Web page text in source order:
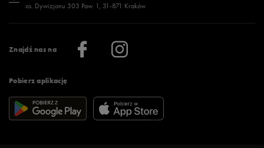
Znajdź nas na
Pobierz aplikację
Regulamin sklepu 50 style
Regulamin aplikacji 50 style
Więcej regulaminów >
Więcej >
Klub 50 style
Praca
Informacje o firmie
os. Dywizjonu 303 Paw. 1, 31-871 Kraków